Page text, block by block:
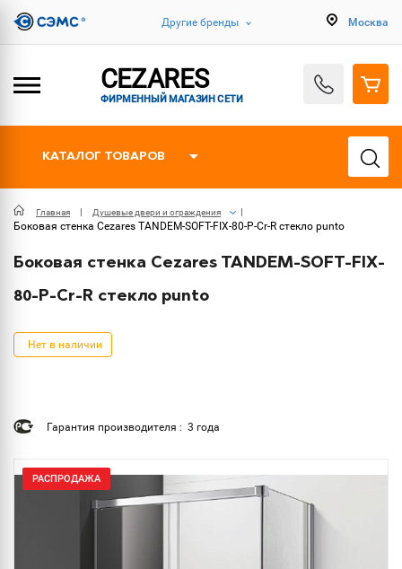
Другие бренды Москва
CEZARES
ФИРМЕННЫЙ МАГАЗИН СЕТИ
КАТАЛОГ ТОВАРОВ
Главная Душевые двери и ограждения
Боковая стенка Cezares TANDEM-SOFT-FIX-80-P-Cr-R стекло punto
Боковая стенка Cezares TANDEM-SOFT-FIX-
80-P-Cr-R стекло punto
Нет в наличии
Гарантия производителя : 3 года
РАСПРОДАЖА